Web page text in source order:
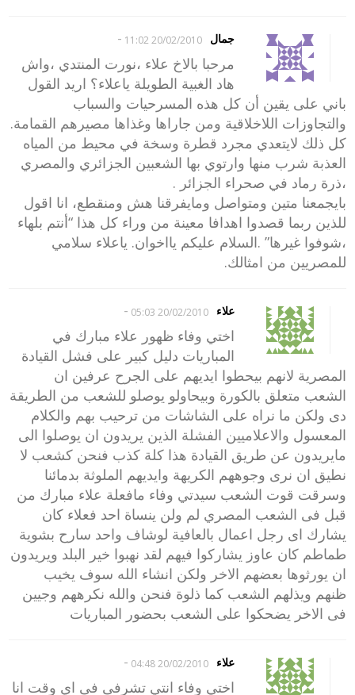
جمال 20/02/2010 11:02
-
مرحبا بالاخ علاء ،نورت المنتدي ،واش
هاد الغبية الطويلة ياعلاء؟ اريد القول
باني على يقين أن كل هذه المسرحيات والسباب
والتجاوزات اللاخلاقية ومن جاراها وغذاها مصيرهم القمامة.
كل ذلك لايتعدي مجرد قطرة وسخة في محيط من المياه
العذبة شرب منها وارتوي بها الشعبين الجزائري والمصري
،ذرة رماد في صحراء الجزائر .
بايجمعنا متين ومتواصل ومايفرقنا هش ومنقطع، انا اقول
للذين ربما قصدوا اهدافا معينة من وراء كل هذا “أنتم بلهاء
،شوفوا غيرها” .السلام عليكم يااخوان. ياعلاء سلامي
للمصريين من امثالك.
علاء 20/02/2010 05:03
-
اختي وفاء ظهور علاء مبارك في
المباريات دليل كبير على فشل القيادة
المصرية لانهم بيحطوا ايديهم على الجرح عرفين ان
الشعب متعلق بالكورة وبيحاولو يوصلو للشعب من الطريقة
دى ولكن ما نراه على الشاشات من ترحيب بهم والكلام
المعسول والاعلاميين الفشلة الذين يريدون ان يوصلوا الى
مايريدون عن طريق القيادة هذا كلة كذب فنحن كشعب لا
نطيق ان نرى وجوههم الكريهة وايديهم الملوثة بدمائنا
وسرقت قوت الشعب سيدتي وفاء مافعلة علاء مبارك من
قبل فى الشعب المصري لم ولن ينساة احد فعلاء كان
يشارك اى رجل اعمال بالعافية لوشاف واحد سارح بشوية
طماطم كان عاوز يشاركوا فيهم لقد نهبوا خير البلد ويريدون
ان يورثوها بعضهم الاخر ولكن انشاء الله سوف يخيب
ظنهم ويذلهم الشعب كما ذلوة فنحن والله نكرههم وجيين
فى الاخر يضحكوا على الشعب بحضور المباريات
علاء 20/02/2010 04:48
-
اختي وفاء انتي تشرفى فى اي وقت انا